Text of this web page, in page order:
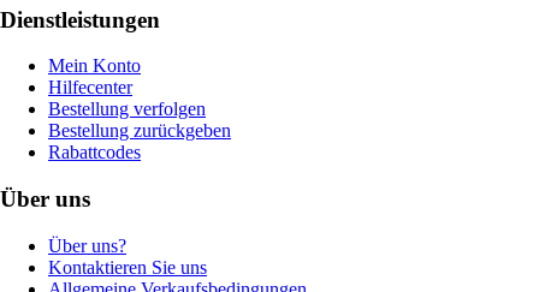
Dienstleistungen
Mein Konto
Hilfecenter
Bestellung verfolgen
Bestellung zurückgeben
Rabattcodes
Über uns
Über uns?
Kontaktieren Sie uns